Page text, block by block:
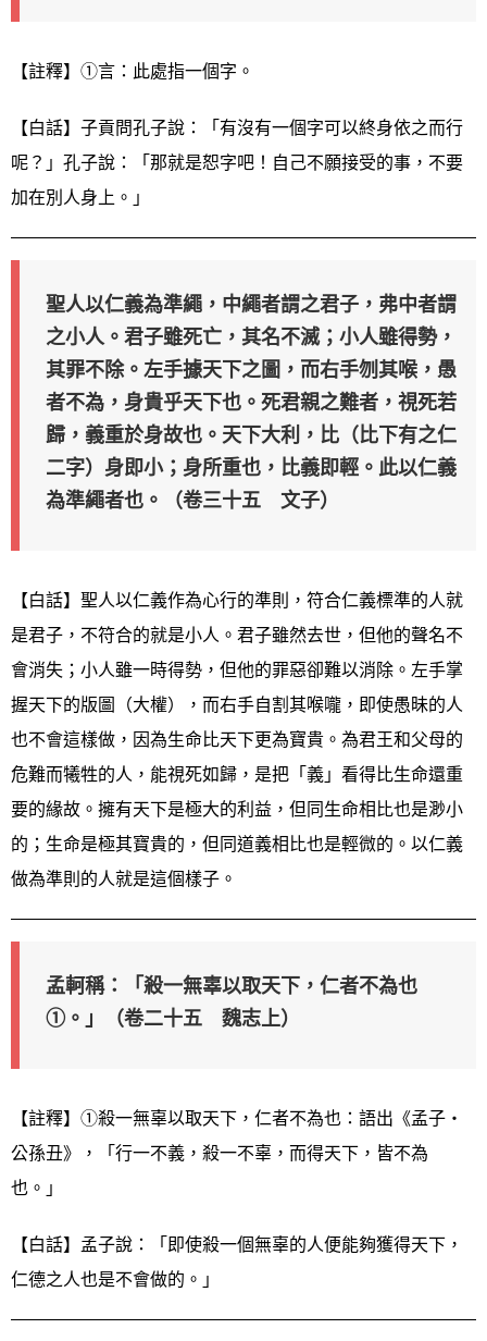
【註釋】①言：此處指一個字。
【白話】子貢問孔子說：「有沒有一個字可以終身依之而行
呢？」孔子說：「那就是恕字吧！自己不願接受的事，不要
加在別人身上。」
聖人以仁義為準繩，中繩者謂之君子，弗中者謂
之小人。君子雖死亡，其名不滅；小人雖得勢，
其罪不除。左手據天下之圖，而右手刎其喉，愚
者不為，身貴乎天下也。死君親之難者，視死若
歸，義重於身故也。天下大利，比（比下有之仁
二字）身即小；身所重也，比義即輕。此以仁義
為準繩者也。（卷三十五 文子）
【白話】聖人以仁義作為心行的準則，符合仁義標準的人就
是君子，不符合的就是小人。君子雖然去世，但他的聲名不
會消失；小人雖一時得勢，但他的罪惡卻難以消除。左手掌
握天下的版圖（大權），而右手自割其喉嚨，即使愚昧的人
也不會這樣做，因為生命比天下更為寶貴。為君王和父母的
危難而犧牲的人，能視死如歸，是把「義」看得比生命還重
要的緣故。擁有天下是極大的利益，但同生命相比也是渺小
的；生命是極其寶貴的，但同道義相比也是輕微的。以仁義
做為準則的人就是這個樣子。
孟軻稱：「殺一無辜以取天下，仁者不為也
①。」（卷二十五 魏志上）
【註釋】①殺一無辜以取天下，仁者不為也：語出《孟子‧
公孫丑》，「行一不義，殺一不辜，而得天下，皆不為
也。」
【白話】孟子說：「即使殺一個無辜的人便能夠獲得天下，
仁德之人也是不會做的。」